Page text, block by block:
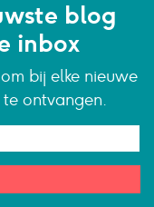
blog
inbox
bij elke nieuwe
ontvangen.